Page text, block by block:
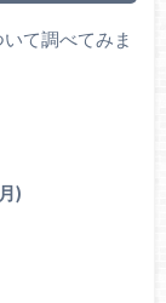
て調べてみま
)